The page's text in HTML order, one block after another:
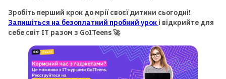
Зробіть перший крок до мрії своєї дитини сьогодні!
Запишіться на безоплатний пробний урок і відкрийте для
себе світ ІТ разом з GoITeens 🚀